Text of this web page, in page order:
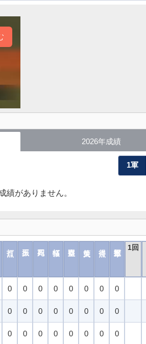
2026年成績
1軍
績がありません。
1回
0 0 0 0 0 0 0 0
0 0 0 0 0 0 0 0
0 0 0 0 0 0 0 0